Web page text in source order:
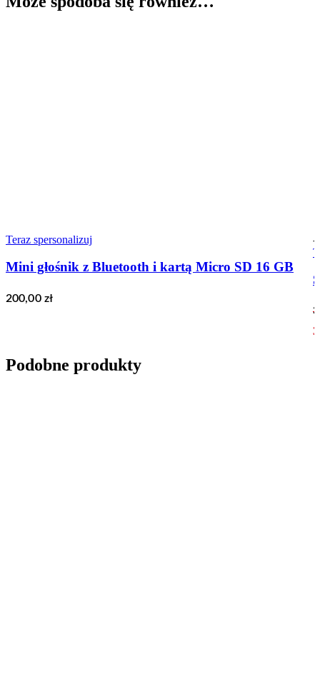
Teraz spersonalizuj
Mini głośnik z Bluetooth i kartą Micro SD 16 GB
200,00 zł
-
Podobne produkty